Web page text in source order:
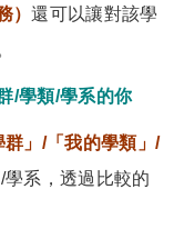
）還可以讓對該學
/學類/學系的你
群」/「我的學類」/
學系，透過比較的